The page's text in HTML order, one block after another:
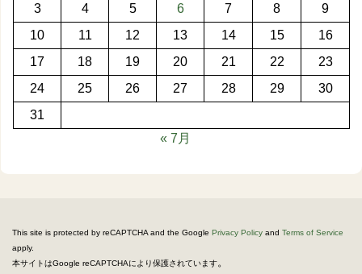
3
4 5 6 7 8
9
10
11 12 13 14 15
16
17
18 19 20 21 22
23
24
25 26 27 28 29
30
31
« 7月
This site is protected by reCAPTCHA and the Google Privacy Policy and Terms of Service
apply.
本サイトはGoogle reCAPTCHAにより保護されています。